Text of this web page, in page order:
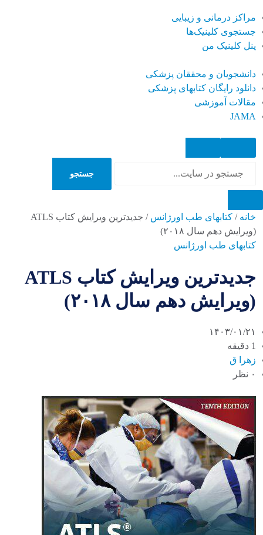
مراکز درمانی و زیبایی
جستجوی کلینیک‌ها
پنل کلینیک من
دانشجویان و محققان پزشکی
دانلود رایگان کتابهای پزشکی
مقالات آموزشی
JAMA
جستجو
خانه / کتابهای طب اورژانس /
جدیدترین ویرایش کتاب ATLS
(ویرایش دهم سال ۲۰۱۸)
کتابهای طب اورژانس
جدیدترین ویرایش کتاب ATLS
(ویرایش دهم سال ۲۰۱۸)
۱۴۰۳/۰۱/۲۱
1 دقیقه
زهرا ق
۰ نظر